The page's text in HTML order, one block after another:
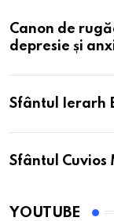
Canon de
depresie și
Sfântul Ierarh
Sfântul Cuvios
YOUTUBE